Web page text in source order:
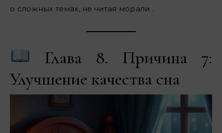
о сложных темах, не читая морали .
Глава 8. Причина 7:
Улучшение качества сна